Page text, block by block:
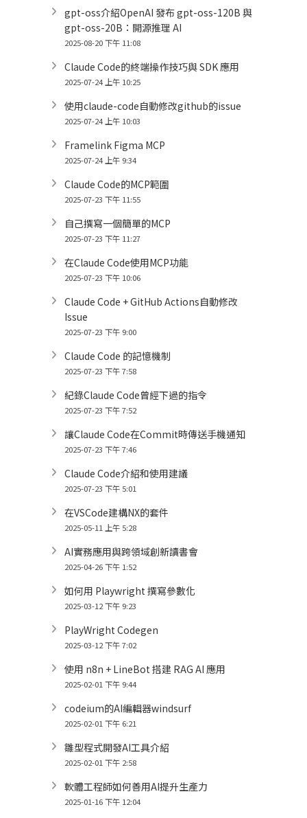
gpt-oss介紹OpenAI 發布 gpt-oss-120B 與
gpt-oss-20B：開源推理 AI
2025-08-20 下午 11:08
Claude Code的終端操作技巧與 SDK 應用
2025-07-24 上午 10:25
使用claude-code自動修改github的issue
2025-07-24 上午 10:03
Framelink Figma MCP
2025-07-24 上午 9:34
Claude Code的MCP範圍
2025-07-23 下午 11:55
自己撰寫一個簡單的MCP
2025-07-23 下午 11:27
在Claude Code使用MCP功能
2025-07-23 下午 10:06
Claude Code + GitHub Actions自動修改
Issue
2025-07-23 下午 9:00
Claude Code 的記憶機制
2025-07-23 下午 7:58
紀錄Claude Code曾經下過的指令
2025-07-23 下午 7:52
讓Claude Code在Commit時傳送手機通知
2025-07-23 下午 7:46
Claude Code介紹和使用建議
2025-07-23 下午 5:01
在VSCode建構NX的套件
2025-05-11 上午 5:28
AI實務應用與跨領域創新讀書會
2025-04-26 下午 1:52
如何用 Playwright 撰寫參數化
2025-03-12 下午 9:23
PlayWright Codegen
2025-03-12 下午 7:02
使用 n8n + LineBot 搭建 RAG AI 應用
2025-02-01 下午 9:44
codeium的AI編輯器windsurf
2025-02-01 下午 6:21
雛型程式開發AI工具介紹
2025-02-01 下午 2:58
軟體工程師如何善用AI提升生產力
2025-01-16 下午 12:04